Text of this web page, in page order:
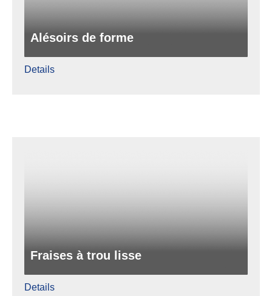
Alésoirs de forme
Details
Fraises à trou lisse
Details